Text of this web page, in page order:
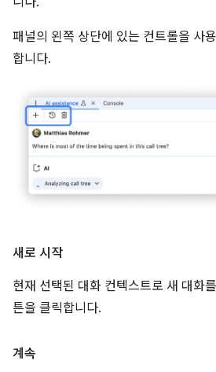
패널의 왼쪽 상단에 있는 컨트롤을 사
합니다.
새로 시작
현재 선택된 대화 컨텍스트로 새 대화
튼을 클릭합니다.
계속